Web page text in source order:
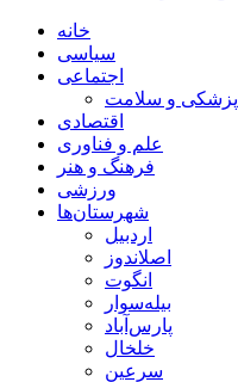
خانه
سیاسی
اجتماعی
پزشکی و سلامت
اقتصادی
علم و فناوری
فرهنگ و هنر
ورزشی
شهرستان‌ها
اردبیل
اصلاندوز
انگوت
بیله‌سوار
پارس‌آباد
خلخال
سرعین